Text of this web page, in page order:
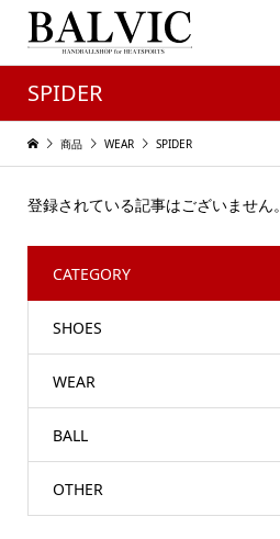
SPIDER
商品 WEAR SPIDER
登録されている記事はございません。
CATEGORY
SHOES
WEAR
BALL
OTHER